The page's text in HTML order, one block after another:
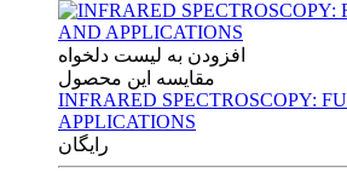
افزودن به لیست دلخواه
مقایسه این محصول
INFRARED SPECTROSCOPY:
APPLICATIONS
رایگان